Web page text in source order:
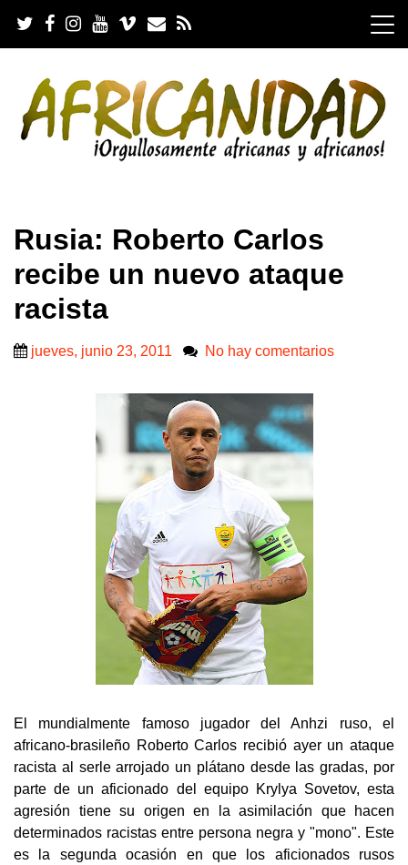
i
Rusia: Roberto Carlos
recibe un nuevo ataque
racista
jueves, junio 23, 2011 No hay comentarios
El mundialmente famoso jugador del Anhzi ruso, el
africano-brasileño Roberto Carlos recibió ayer un ataque
racista al serle arrojado un plátano desde las gradas, por
parte de un aficionado del equipo Krylya Sovetov, esta
agresión tiene su origen en la asimilación que hacen
determinados racistas entre persona negra y "mono". Este
es la segunda ocasión en que los aficionados rusos